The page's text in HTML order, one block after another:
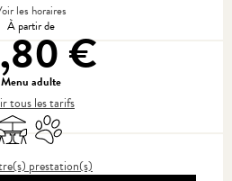
les horaires
À partir de
€
Menu adulte
tous les tarifs
TerrasseAnimaux acceptés
prestation(s)